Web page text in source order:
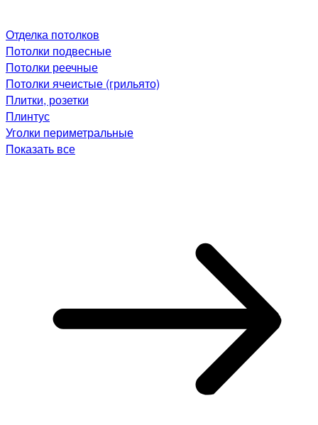
Отделка потолков
Потолки подвесные
Потолки реечные
Потолки ячеистые (грильято)
Плитки, розетки
Плинтус
Уголки периметральные
Показать все